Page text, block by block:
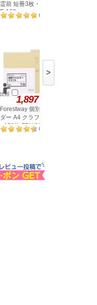
霊前 短冊3枚・中袋付
E-160
(
比較 1,897
Forestway 個別フォル
ダー A4 クラフトタイ
プ 50枚 FRW628634
(
>